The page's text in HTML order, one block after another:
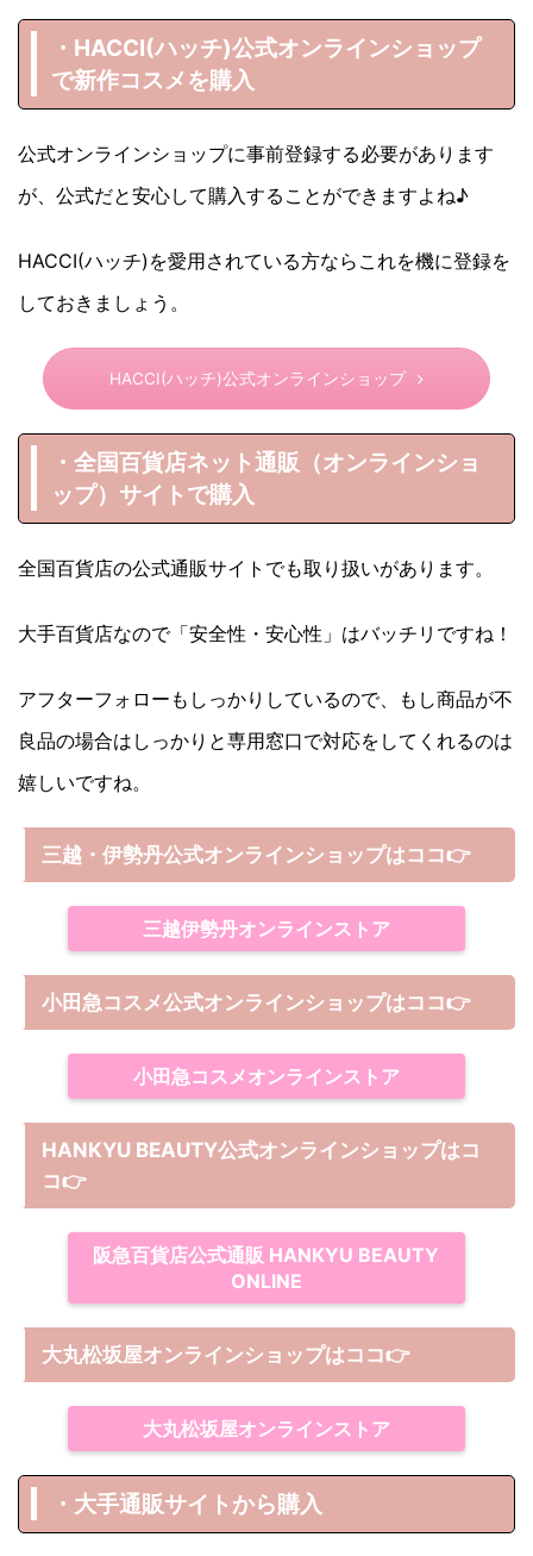
・HACCI(ハッチ)公式オンラインショップ
で新作コスメを購入
公式オンラインショップに事前登録する必要があります
が、公式だと安心して購入することができますよね♪
HACCI(ハッチ)を愛用されている方ならこれを機に登録を
しておきましょう。
HACCI(ハッチ)公式オンラインショップ
・全国百貨店ネット通販（オンラインショ
ップ）サイトで購入
全国百貨店の公式通販サイトでも取り扱いがあります。
大手百貨店なので「安全性・安心性」はバッチリですね！
アフターフォローもしっかりしているので、もし商品が不
良品の場合はしっかりと専用窓口で対応をしてくれるのは
嬉しいですね。
三越・伊勢丹公式オンラインショップはココ👉
三越伊勢丹オンラインストア
小田急コスメ公式オンラインショップはココ👉
小田急コスメオンラインストア
HANKYU BEAUTY公式オンラインショップはコ
コ👉
阪急百貨店公式通販 HANKYU BEAUTY
ONLINE
大丸松坂屋オンラインショップはココ👉
大丸松坂屋オンラインストア
・大手通販サイトから購入